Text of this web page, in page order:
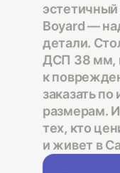
Boyard —
детали.
ДСП 38 мм,
к
заказать
размерам.
тех, кто
и живет в